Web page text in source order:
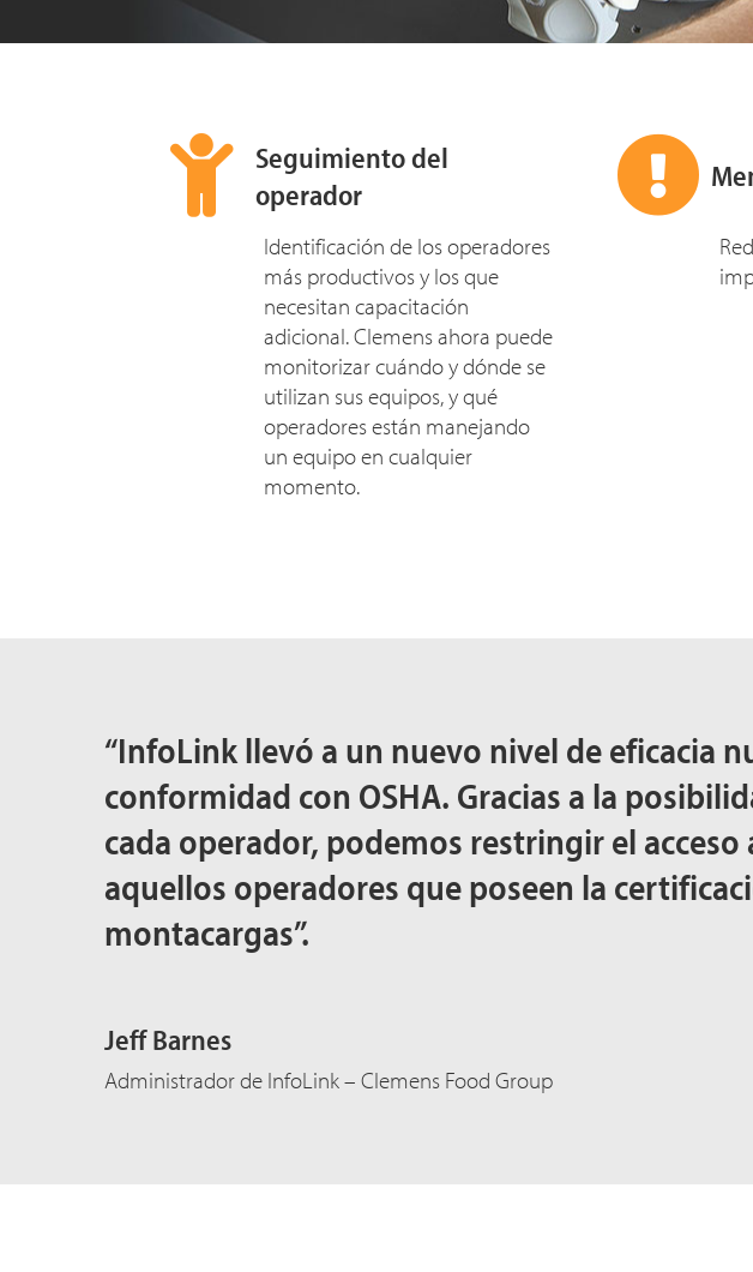
Seguimiento del
operador
Identificación de los operadores
más productivos y los que
necesitan capacitación
adicional. Clemens ahora puede
monitorizar cuándo y dónde se
utilizan sus equipos, y qué
operadores están manejando
un equipo en cualquier
momento.
“InfoLink llevó a un nuevo nivel de eficacia
conformidad con OSHA. Gracias a la
cada operador, podemos restringir el
aquellos operadores que poseen la
montacargas”.
Jeff Barnes
Administrador de InfoLink – Clemens Food Group